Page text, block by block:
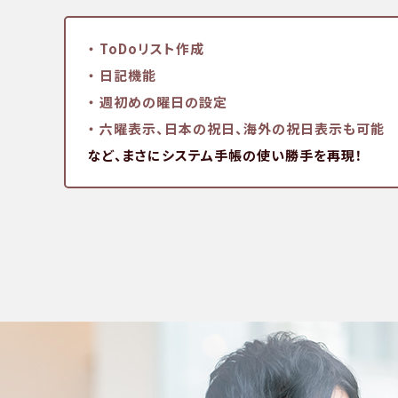
・ ToDoリスト作成
・ 日記機能
・ 週初めの曜日の設定
・ 六曜表示、日本の祝日、海外の祝日表示も可能
など、まさにシステム手帳の使い勝手を再現！